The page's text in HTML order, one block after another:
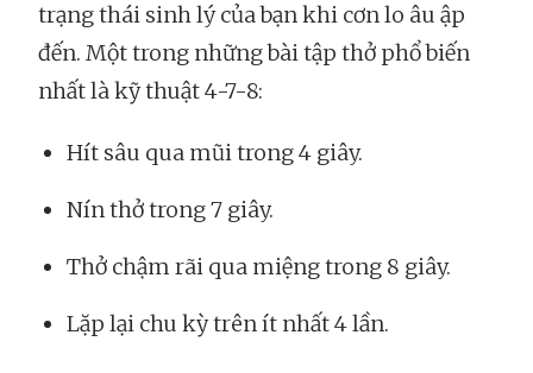
trạng thái sinh lý của bạn khi cơn lo âu ập
đến. Một trong những bài tập thở phổ biến
nhất là kỹ thuật 4-7-8:
Hít sâu qua mũi trong 4 giây.
Nín thở trong 7 giây.
Thở chậm rãi qua miệng trong 8 giây.
Lặp lại chu kỳ trên ít nhất 4 lần.